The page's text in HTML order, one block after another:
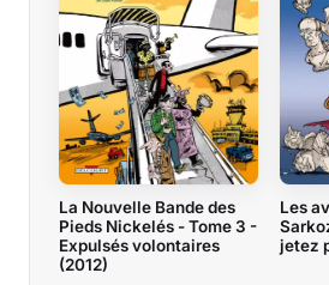
La Nouvelle Bande des
Pieds Nickelés - Tome 3 -
Expulsés volontaires
(2012)
Les
jetez